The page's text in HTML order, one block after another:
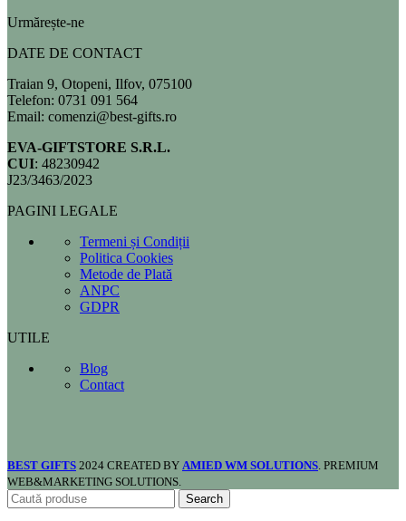
Urmărește-ne
DATE DE CONTACT
Traian 9, Otopeni, Ilfov, 075100
Telefon: 0731 091 564
Email: comenzi@best-gifts.ro
EVA-GIFTSTORE S.R.L.
CUI: 48230942
J23/3463/2023
PAGINI LEGALE
Termeni și Condiții
Politica Cookies
Metode de Plată
ANPC
GDPR
UTILE
Blog
Contact
BEST GIFTS 2024 CREATED BY AMIED WM SOLUTIONS . PREMIUM
WEB&MARKETING SOLUTIONS.
Search